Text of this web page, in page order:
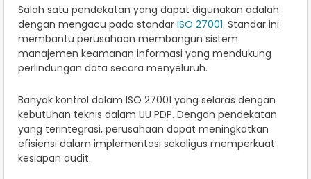
Salah satu pendekatan yang dapat digunakan adalah
dengan mengacu pada standar ISO 27001. Standar ini
membantu perusahaan membangun sistem
manajemen keamanan informasi yang mendukung
perlindungan data secara menyeluruh.
Banyak kontrol dalam ISO 27001 yang selaras dengan
kebutuhan teknis dalam UU PDP. Dengan pendekatan
yang terintegrasi, perusahaan dapat meningkatkan
efisiensi dalam implementasi sekaligus memperkuat
kesiapan audit.